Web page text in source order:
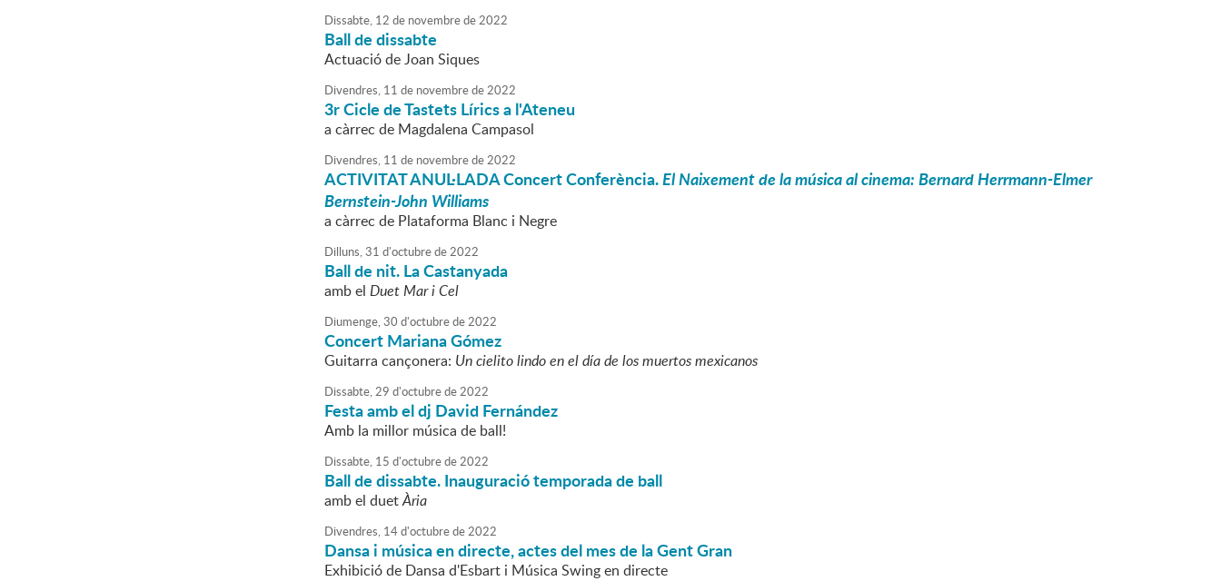
Dissabte, 12 de novembrede2022
Ball de dissabte
Actuació de Joan Siques
Divendres, 11 de novembrede2022
3r Cicle de Tastets Lírics a l'Ateneu
a càrrec de Magdalena Campasol
Divendres, 11 de novembrede2022
ACTIVITAT ANUL·LADA Concert Conferència.El Naixement de la música al cinema: Bernard Herrmann-Elmer
Bernstein-John Williams
a càrrec de Plataforma Blanc i Negre
Dilluns,31 d'octubrede2022
Ball de nit. La Castanyada
amb el Duet Mar i Cel
Diumenge,30 d'octubrede2022
Concert Mariana Gómez
Guitarra cançonera: Un cielito lindo en el día de los muertos mexicanos
Dissabte,29 d'octubrede2022
Festa amb el dj David Fernández
Amb la millor música de ball!
Dissabte, 15 d'octubrede2022
Ball de dissabte. Inauguració temporada de ball
amb el duetÀria
Divendres, 14d'octubrede2022
Dansa i música en directe, actes del mes de la Gent Gran
Exhibició de Dansa d'Esbart i Música Swing en directe